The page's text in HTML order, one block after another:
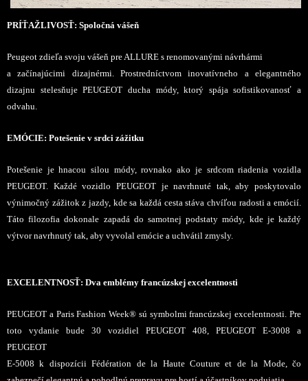
PRÍŤAŽLIVOSŤ: Spoločná vášeň
Peugeot zdieľa svoju vášeň pre ALLURE s renomovanými návrhármi
a začínajúcimi dizajnérmi. Prostredníctvom inovatívneho a elegantného
dizajnu stelesňuje PEUGEOT ducha módy, ktorý spája sofistikovanosť a
odvahu.
EMÓCIE: Potešenie v srdci zážitku
Potešenie je hnacou silou módy, rovnako ako je srdcom riadenia vozidla
PEUGEOT. Každé vozidlo PEUGEOT je navrhnuté tak, aby poskytovalo
výnimočný zážitok z jazdy, kde sa každá cesta stáva chvíľou radosti a emócií.
Táto filozofia dokonale zapadá do samotnej podstaty módy, kde je každý
výtvor navrhnutý tak, aby vyvolal emócie a uchvátil zmysly.
EXCELENTNOSŤ: Dva emblémy francúzskej excelentnosti
PEUGEOT a Paris Fashion Week® sú symbolmi francúzskej excelentnosti. Pre
toto vydanie bude 30 vozidiel PEUGEOT 408, PEUGEOT E-3008 a
PEUGEOT
E-5008 k dispozícii Fédération de la Haute Couture et de la Mode, čo